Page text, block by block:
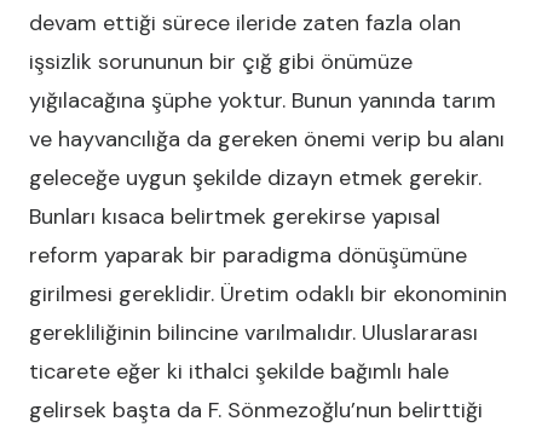
devam ettiği sürece ileride zaten fazla olan
işsizlik sorununun bir çığ gibi önümüze
yığılacağına şüphe yoktur. Bunun yanında tarım
ve hayvancılığa da gereken önemi verip bu alanı
geleceğe uygun şekilde dizayn etmek gerekir.
Bunları kısaca belirtmek gerekirse yapısal
reform yaparak bir paradigma dönüşümüne
girilmesi gereklidir. Üretim odaklı bir ekonominin
gerekliliğinin bilincine varılmalıdır. Uluslararası
ticarete eğer ki ithalci şekilde bağımlı hale
gelirsek başta da F. Sönmezoğlu’nun belirttiği